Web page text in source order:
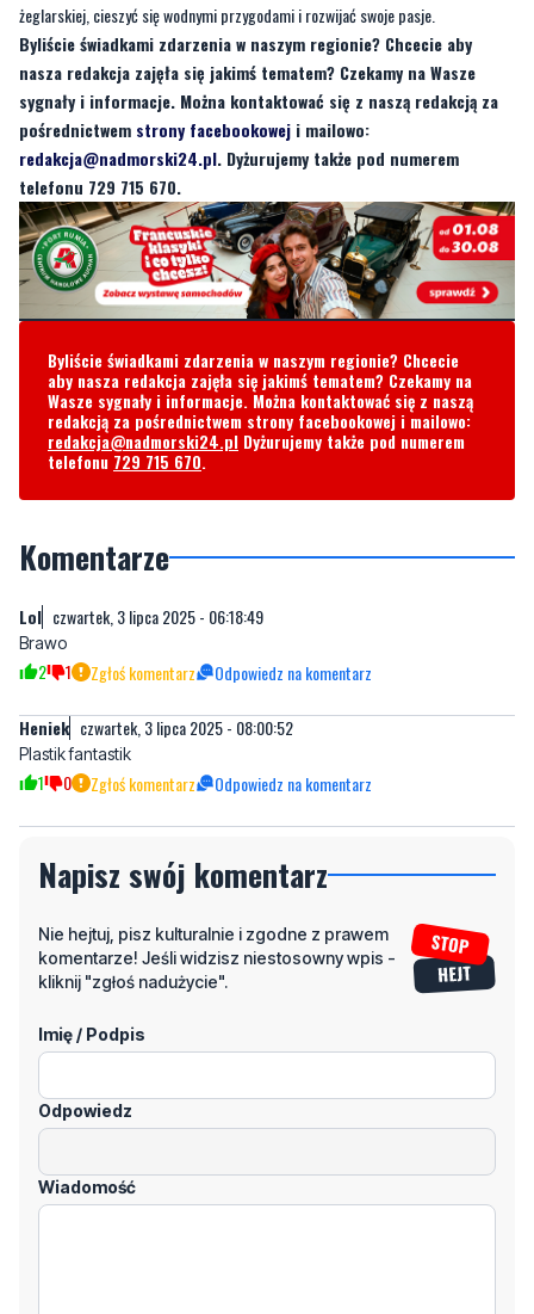
sygnały i informacje. Można kontaktować się z naszą redakcją za
pośrednictwemstrony facebookoweji mailowo:
redakcja@nadmorski24.pl. Dyżurujemy także pod numerem
telefonu 729 715 670.
Byliście świadkami zdarzenia w naszym regionie? Chcecie
aby nasza redakcja zajęła się jakimś tematem? Czekamy na
Wasze sygnały i informacje. Można kontaktować się z naszą
redakcja@nadmorski24.plDyżurujemy także pod numerem
telefonu729 715 670.
Komentarze
Brawo
Heniek
Plastik fantastik
Napisz swój komentarz
komentarze! Jeśli widzisz niestosowny wpis -
kliknij "zgłoś nadużycie".
Imię / Podpis
Odpowiedz
Wiadomość